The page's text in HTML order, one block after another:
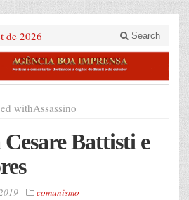
de 2026 Search
withAssassino
Battisti e
comunismo